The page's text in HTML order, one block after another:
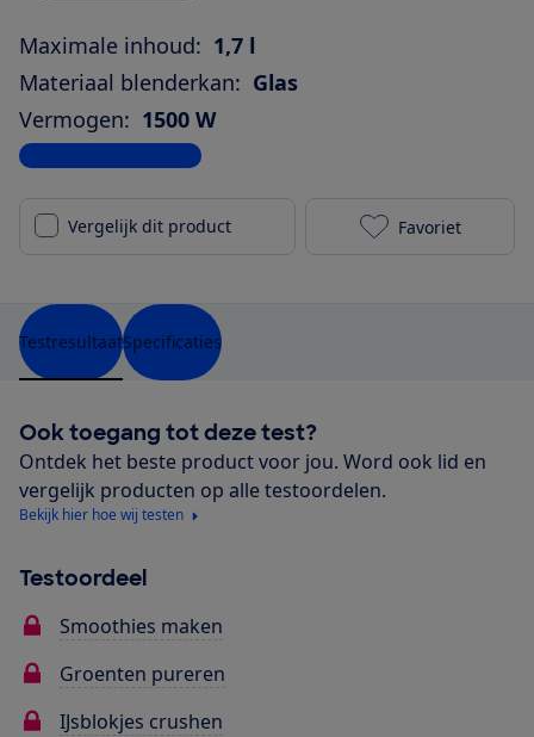
Maximale inhoud: 1,7 l
Materiaal blenderkan: Glas
Vermogen: 1500 W
Bekijk alle specificaties
Vergelijk dit product COOK-IT
Favoriet
TestresultaatSpecificaties
Ook toegang tot deze test?
Ontdek het beste product voor jou. Word ook lid en
vergelijk producten op alle testoordelen.
Bekijk hier hoe wij testen
Testoordeel
Smoothies maken
Groenten pureren
IJsblokjes crushen